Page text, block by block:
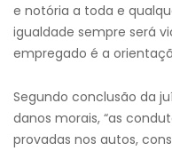
e notória a toda e
igualdade sempre será
empregado é a
Segundo conclusão da
danos morais, “as
provadas nos autos,